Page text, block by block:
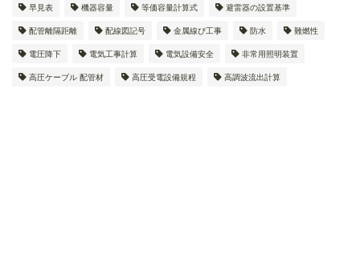
早見表 機器容量 等価容量計算式 避雷器の設置基準
配管離隔距離 配線図記号 金属線ぴ工事 防水 難燃性
電圧降下 電気工事計算 電気設備安全 非常用照明装置
高圧ケーブル 配管材 高圧受電設備規程 高調波流出計算